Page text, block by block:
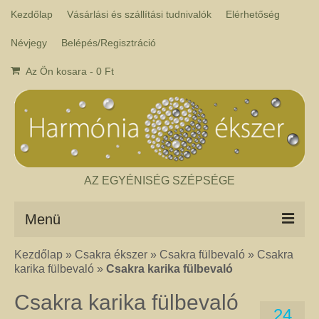
Kezdőlap Vásárlási és szállítási tudnivalók Elérhetőség
Névjegy Belépés/Regisztráció
Az Ön kosara - 0 Ft
AZ EGYÉNISÉG SZÉPSÉGE
Menü
Csakra ékszer
A kézműves csakra ékszer ásványai tulajdonképpen gyógyító kövek, amelyek
ékszerben minden csakrához tartozik egy kristály, és általában a kő színe
határozza meg, hogy melyik csakrához rendeljük. Így lehetséges az, hogy pl.
Kezdőlap » Csakra ékszer » Csakra fülbevaló » Csakra
karika fülbevaló » Csakra karika fülbevaló
Csakra karika fülbevaló